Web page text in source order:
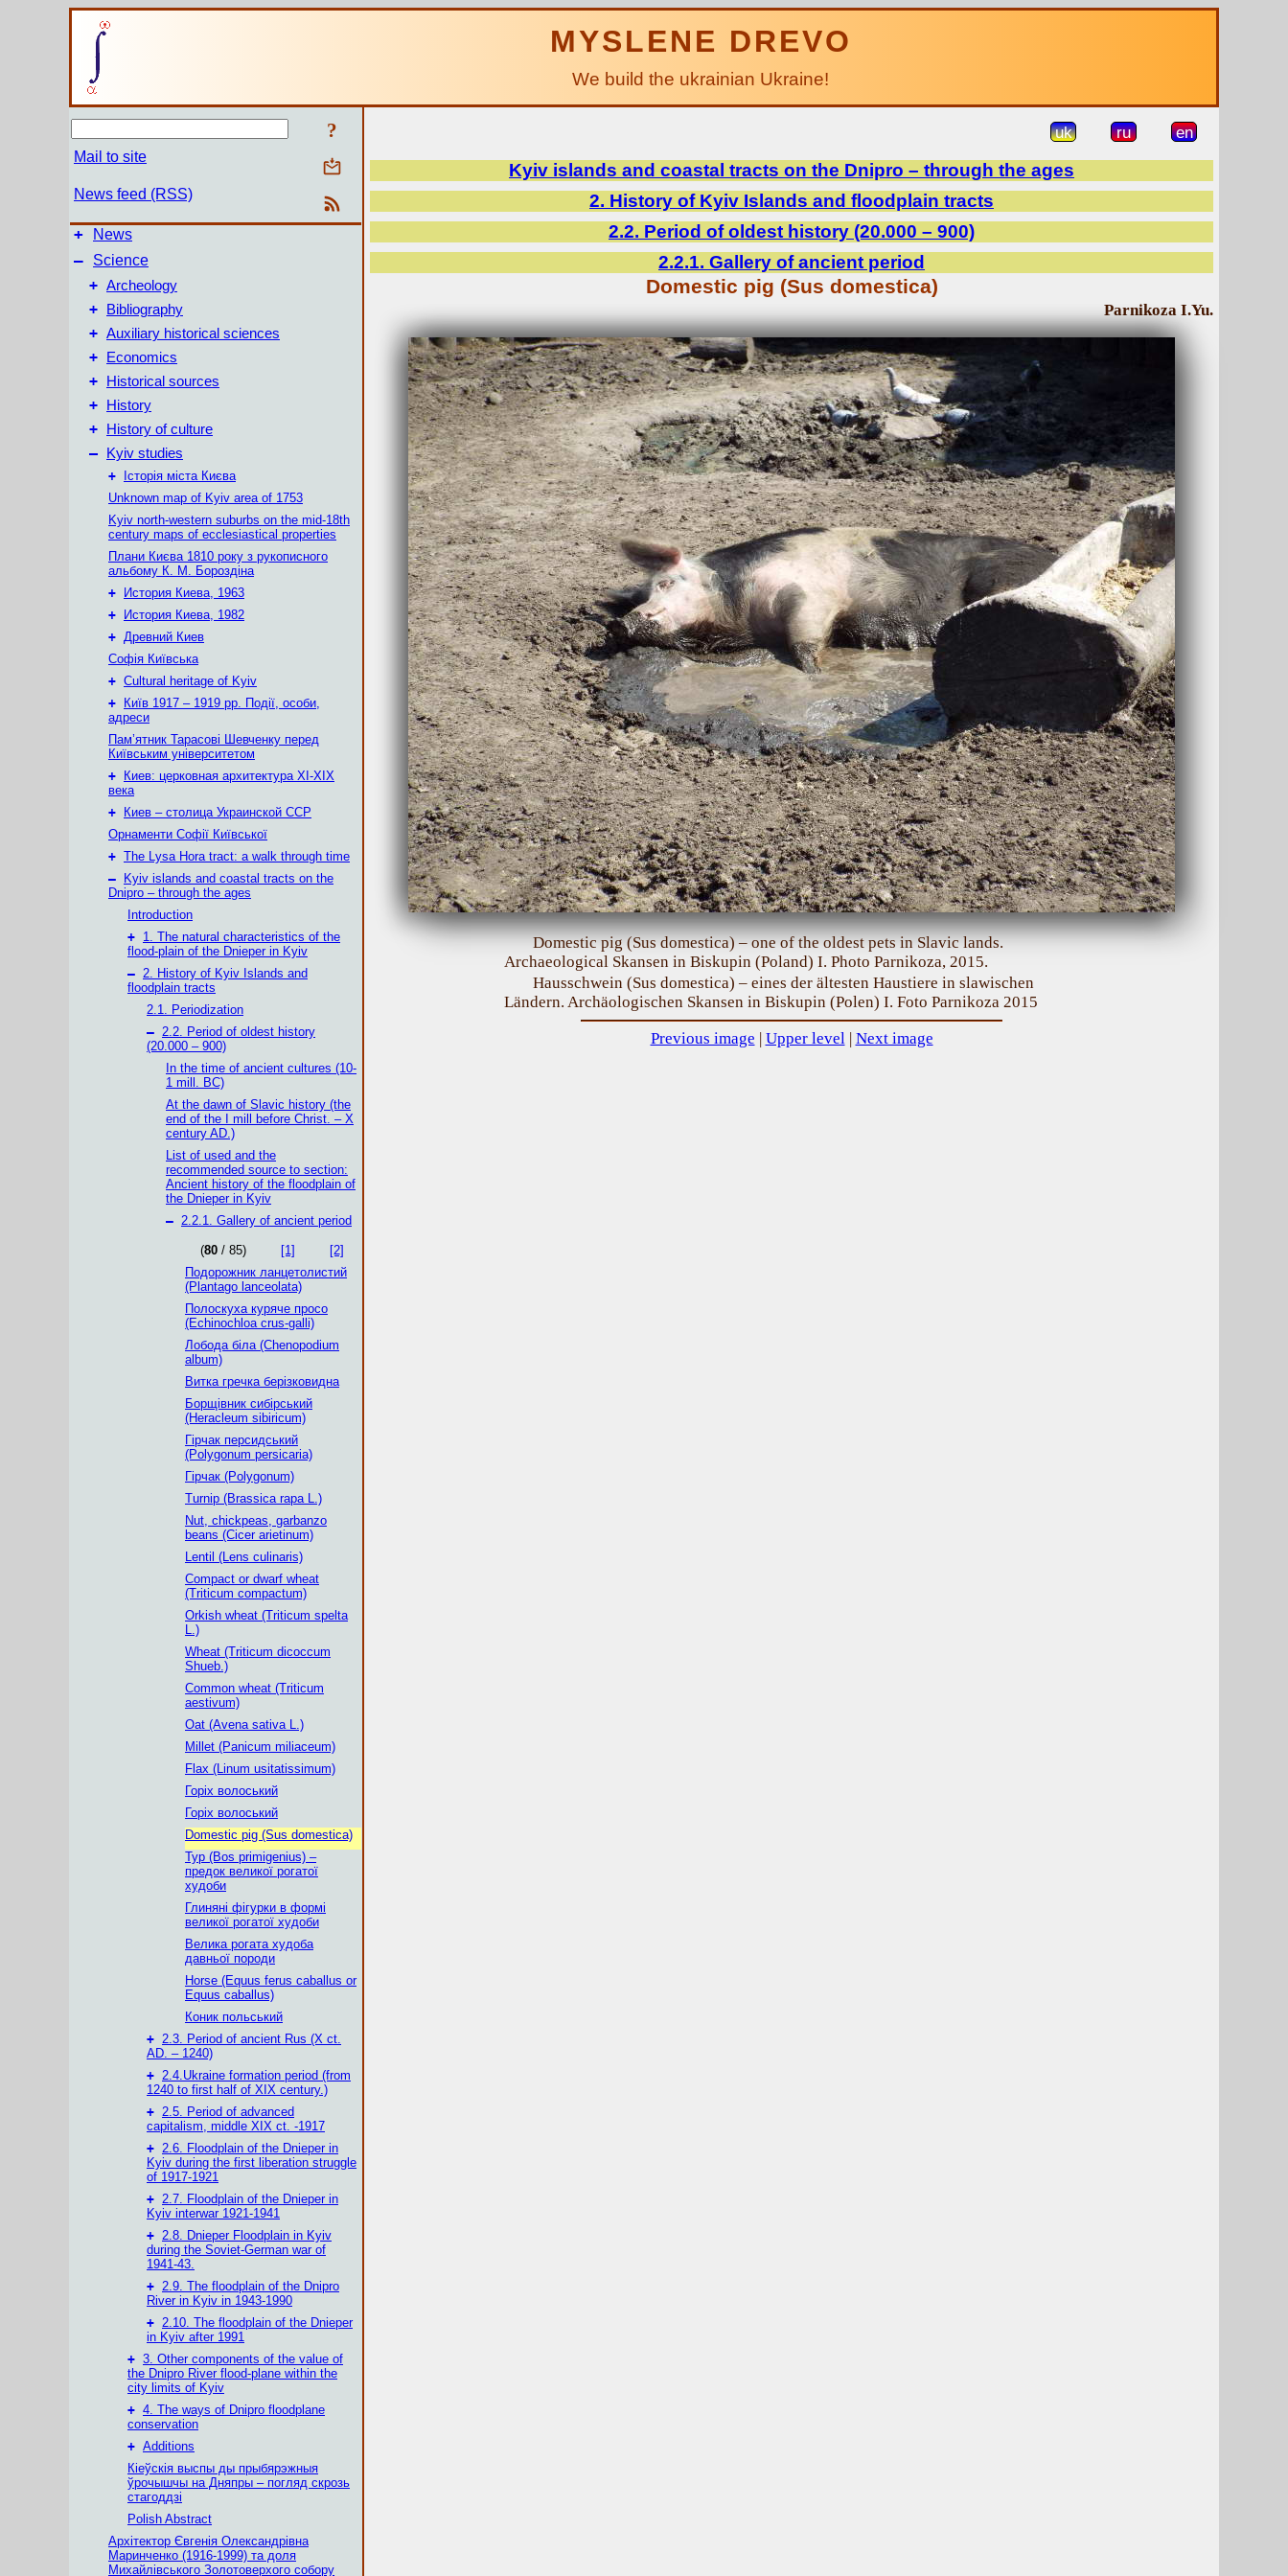
MYSLENE DREVO
We build the ukrainian Ukraine!
?
Mail to site
News feed (RSS)
+ News
–
Science
+ Archeology
+ Bibliography
+ Auxiliary historical sciences
+ Economics
+ Historical sources
+ History
+ History of culture
– Kyiv studies
+
Історія міста Києва
Unknown map of Kyiv area of 1753
Kyiv north-western suburbs on the mid-18th
century maps of ecclesiastical properties
Плани Києва 1810 року з рукописного
альбому К. М. Бороздіна
+
История Киева, 1963
+
История Киева, 1982
+ Древний Киев
Софія Київська
+ Cultural heritage of Kyiv
+
Київ 1917 – 1919 рр. Події, особи,
адреси
Пам’ятник Тарасові Шевченку перед
Київським університетом
+
Киев: церковная архитектура XI-XIX
века
+
Киев – столица Украинской ССР
Орнаменти Софії Київської
+ The Lysa Hora tract: a walk through time
–
Kyiv islands and coastal tracts on the
Dnipro – through the ages
Introduction
+ 1. The natural characteristics of the
flood-plain of the Dnieper in Kyiv
– 2. History of Kyiv Islands and
floodplain tracts
2.1. Periodization
– 2.2. Period of oldest history
(20.000 – 900)
In the time of ancient cultures (10-
1 mill. BС)
At the dawn of Slavic history (the
end of the І mill before Christ. – X
century AD.)
List of used and the
recommended source to section:
Ancient history of the floodplain of
the Dnieper in Kyiv
– 2.2.1. Gallery of ancient period
(80 / 85) [1]
[2]
Подорожник ланцетолистий
(Plantago lanceolata)
Полоскуха куряче просо
(Echinochloa crus-galli)
Лобода біла (Chenopodium
album)
Витка гречка берізковидна
Борщівник сибірський
(Heracleum sibiricum)
Гірчак персидський
(Polygonum persicaria)
Гірчак (Polygonum)
Turnip (Brassica rapa L.)
Nut, chickpeas, garbanzo
beans (Cicer arietinum)
Lentil (Lens culinaris)
Compact or dwarf wheat
(Triticum compactum)
Orkish wheat (Triticum spelta
L.)
Wheat (Triticum dicoccum
Shueb.)
Common wheat (Triticum
aestivum)
Oat (Avena sativa L.)
Millet (Panicum miliaceum)
Flax (Linum usitatissimum)
Горіх волоський
Горіх волоський
Domestic pig (Sus domestica)
Тур (Bos primigenius) –
предок великої рогатої
худоби
Глиняні фігурки в формі
великої рогатої худоби
Велика рогата худоба
давньої породи
Horse (Equus ferus caballus or
Equus caballus)
Коник польський
+ 2.3. Period of ancient Rus (Х ct.
AD. – 1240)
+ 2.4.Ukraine formation period (from
1240 to first half of XIX century.)
+ 2.5. Period of advanced
capitalism, middle XIX ct. -1917
+ 2.6. Floodplain of the Dnieper in
Kyiv during the first liberation struggle
of 1917-1921
+ 2.7. Floodplain of the Dnieper in
Kyiv interwar 1921-1941
+ 2.8. Dnieper Floodplain in Kyiv
during the Soviet-German war of
1941-43.
+ 2.9. The floodplain of the Dnipro
River in Kyiv in 1943-1990
+ 2.10. The floodplain of the Dnieper
in Kyiv after 1991
+ 3. Other components of the value of
the Dnipro River flood-plane within the
city limits of Kyiv
+ 4. The ways of Dnipro floodplane
conservation
+ Additions
Кіеўскія выспы ды прыбярэжныя
ўрочышчы на Дняпры – погляд скрозь
стагоддзі
Polish Abstract
Архітектор Євгенія Олександрівна
Маринченко (1916-1999) та доля
Михайлівського Золотоверхого собору
uk ru en
Kyiv islands and coastal tracts on the Dnipro – through the ages
2. History of Kyiv Islands and floodplain tracts
2.2. Period of oldest history (20.000 – 900)
2.2.1. Gallery of ancient period
Domestic pig (Sus domestica)
Parnikoza I.Yu.
Domestic pig (Sus domestica) – one of the oldest pets in Slavic lands.
Archaeological Skansen in Biskupin (Poland) I. Photo Parnikoza, 2015.
Hausschwein (Sus domestica) – eines der ältesten Haustiere in slawischen
Ländern. Archäologischen Skansen in Biskupin (Polen) I. Foto Parnikoza 2015
Previous image | Upper level| Next image